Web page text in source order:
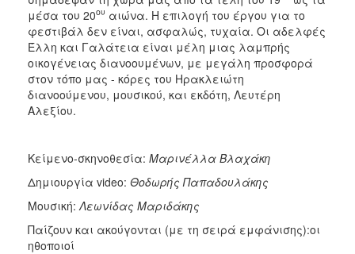
μέσα του 20ου αιώνα. Η επιλογή του έργου για το
φεστιβάλ δεν είναι, ασφαλώς, τυχαία. Οι αδελφές
Έλλη και Γαλάτεια είναι μέλη μιας λαμπρής
οικογένειας διανοουμένων, με μεγάλη προσφορά
στον τόπο μας - κόρες του Ηρακλειώτη
διανοούμενου, μουσικού, και εκδότη, Λευτέρη
Αλεξίου.
Κείμενο-σκηνοθεσία: Μαρινέλλα Βλαχάκη
Δημιουργία video: Θοδωρής Παπαδουλάκης
Μουσική: Λεωνίδας Μαριδάκης
Παίζουν και ακούγονται (με τη σειρά εμφάνισης):οι
ηθοποιοί